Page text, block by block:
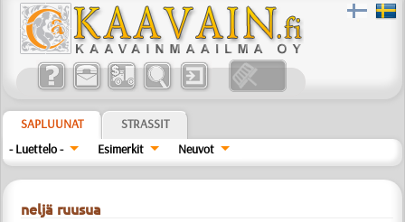
SAPLUUNAT
STRASSIT
- Luettelo -
Esimerkit Neuvot
neljä ruusua